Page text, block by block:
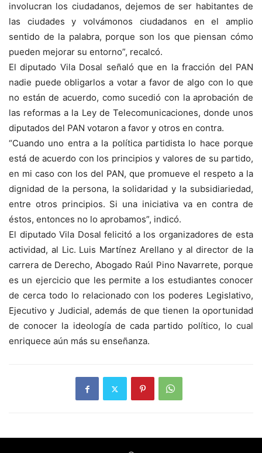
involucran los ciudadanos, dejemos de ser habitantes de
las ciudades y volvámonos ciudadanos en el amplio
sentido de la palabra, porque son los que piensan cómo
pueden mejorar su entorno”, recalcó.
El diputado Vila Dosal señaló que en la fracción del PAN
nadie puede obligarlos a votar a favor de algo con lo que
no están de acuerdo, como sucedió con la aprobación de
las reformas a la Ley de Telecomunicaciones, donde unos
diputados del PAN votaron a favor y otros en contra.
“Cuando uno entra a la política partidista lo hace porque
está de acuerdo con los principios y valores de su partido,
en mi caso con los del PAN, que promueve el respeto a la
dignidad de la persona, la solidaridad y la subsidiariedad,
entre otros principios. Si una iniciativa va en contra de
éstos, entonces no lo aprobamos”, indicó.
El diputado Vila Dosal felicitó a los organizadores de esta
actividad, al Lic. Luis Martínez Arellano y al director de la
carrera de Derecho, Abogado Raúl Pino Navarrete, porque
es un ejercicio que les permite a los estudiantes conocer
de cerca todo lo relacionado con los poderes Legislativo,
Ejecutivo y Judicial, además de que tienen la oportunidad
de conocer la ideología de cada partido político, lo cual
enriquece aún más su enseñanza.